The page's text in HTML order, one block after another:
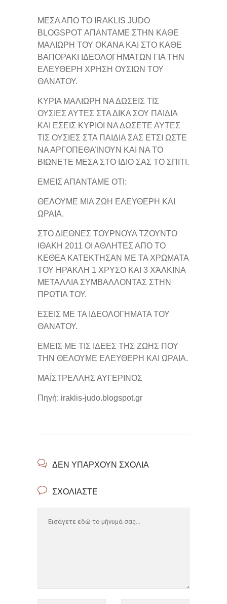
ΜΕΣΑ ΑΠΟ ΤΟ IRAKLIS JUDO
BLOGSPOT ΑΠΑΝΤΑΜΕ ΣΤΗΝ ΚΑΘΕ
ΜΑΛΙΩΡΗ ΤΟΥ ΟΚΑΝΑ ΚΑΙ ΣΤΟ ΚΑΘΕ
ΒΑΠΟΡΑΚΙ ΙΔΕΟΛΟΓΗΜΆΤΩΝ ΓΙΑ ΤΗΝ
ΕΛΕΥΘΕΡΗ ΧΡΗΣΗ ΟΥΣΙΩΝ ΤΟΥ
ΘΑΝΑΤΟΥ.
ΚΥΡΙΑ ΜΑΛΙΩΡΗ ΝΑ ΔΩΣΕΙΣ ΤΙΣ
ΟΥΣΙΕΣ ΑΥΤΕΣ ΣΤΑ ΔΙΚΑ ΣΟΥ ΠΑΙΔΙΑ
ΚΑΙ ΕΣΕΙΣ ΚΥΡΙΟΙ ΝΑ ΔΩΣΕΤΕ ΑΥΤΕΣ
ΤΙΣ ΟΥΣΙΕΣ ΣΤΑ ΠΑΙΔΙΑ ΣΑΣ ΕΤΣΙ ΩΣΤΕ
ΝΑ ΑΡΓΟΠΕΘΑΊΝΟΥΝ ΚΑΙ ΝΑ ΤΟ
ΒΙΩΝΕΤΕ ΜΕΣΑ ΣΤΟ ΙΔΙΟ ΣΑΣ ΤΟ ΣΠΙΤΙ.
ΕΜΕΙΣ ΑΠΑΝΤΑΜΕ ΟΤΙ:
ΘΕΛΟΥΜΕ ΜΙΑ ΖΩΗ ΕΛΕΥΘΕΡΗ ΚΑΙ
ΩΡΑΙΑ.
ΣΤΟ ΔΙΕΘΝΕΣ ΤΟΥΡΝΟΥΑ ΤΖΟΥΝΤΟ
ΙΘΑΚΗ 2011 ΟΙ ΑΘΛΗΤΕΣ ΑΠΟ ΤΟ
ΚΕΘΕΑ ΚΑΤΕΚΤΗΣΑΝ ΜΕ ΤΑ ΧΡΩΜΑΤΑ
ΤΟΥ ΗΡΑΚΛΗ 1 ΧΡΥΣΟ ΚΑΙ 3 ΧΆΛΚΙΝΑ
ΜΕΤΑΛΛΙΑ ΣΥΜΒΑΛΛΟΝΤΑΣ ΣΤΗΝ
ΠΡΩΤΙΑ ΤΟΥ.
ΕΣΕΙΣ ΜΕ ΤΑ ΙΔΕΟΛΟΓΗΜΑΤΑ ΤΟΥ
ΘΑΝΑΤΟΥ.
ΕΜΕΙΣ ΜΕ ΤΙΣ ΙΔΕΕΣ ΤΗΣ ΖΩΗΣ ΠΟΥ
ΤΗΝ ΘΕΛΟΥΜΕ ΕΛΕΥΘΕΡΗ ΚΑΙ ΩΡΑΙΑ.
ΜΑΪΣΤΡΕΛΛΗΣ ΑΥΓΕΡΙΝΟΣ
Πηγή: iraklis-judo.blogspot.gr
ΔΕΝ ΥΠΆΡΧΟΥΝ ΣΧΌΛΙΑ
ΣΧΟΛΙΆΣΤΕ